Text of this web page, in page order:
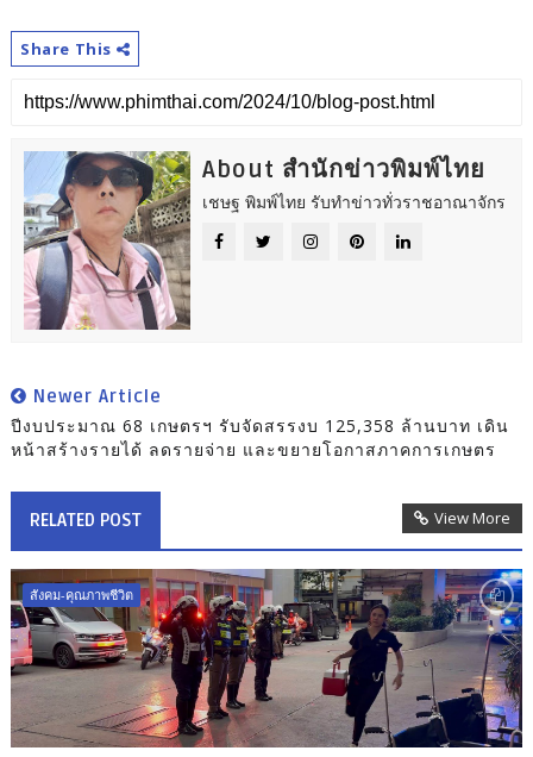
Share This
About สำนักข่าวพิมพ์ไทย
เชษฐ พิมพ์ไทย รับทำข่าวทั่วราชอาณาจักร
Newer Article
ปีงบประมาณ 68 เกษตรฯ รับจัดสรรงบ 125,358 ล้านบาท เดิน
หน้าสร้างรายได้ ลดรายจ่าย และขยายโอกาสภาคการเกษตร
RELATED POST View More
สังคม-คุณภาพชีวิต